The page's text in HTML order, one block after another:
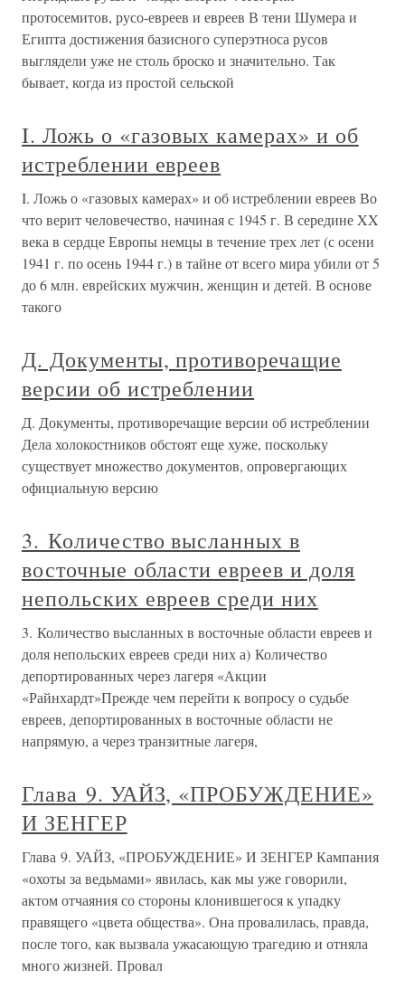
протосемитов, русо-евреев и евреев В тени Шумера и
Египта достижения базисного суперэтноса русов
выглядели уже не столь броско и значительно. Так
бывает, когда из простой сельской
I. Ложь о «газовых камерах» и об
истреблении евреев
I. Ложь о «газовых камерах» и об истреблении евреев Во
что верит человечество, начиная с 1945 г. В середине XX
века в сердце Европы немцы в течение трех лет (с осени
1941 г. по осень 1944 г.) в тайне от всего мира убили от 5
до 6 млн. еврейских мужчин, женщин и детей. В основе
такого
Д. Документы, противоречащие
версии об истреблении
Д. Документы, противоречащие версии об истреблении
Дела холокостников обстоят еще хуже, поскольку
существует множество документов, опровергающих
официальную версию
3. Количество высланных в
восточные области евреев и доля
непольских евреев среди них
3. Количество высланных в восточные области евреев и
доля непольских евреев среди них а) Количество
депортированных через лагеря «Акции
«Райнхардт»Прежде чем перейти к вопросу о судьбе
евреев, депортированных в восточные области не
напрямую, а через транзитные лагеря,
Глава 9. УАЙЗ, «ПРОБУЖДЕНИЕ»
И ЗЕНГЕР
Глава 9. УАЙЗ, «ПРОБУЖДЕНИЕ» И ЗЕНГЕР Кампания
«охоты за ведьмами» явилась, как мы уже говорили,
актом отчаяния со стороны клонившегося к упадку
правящего «цвета общества». Она провалилась, правда,
после того, как вызвала ужасающую трагедию и отняла
много жизней. Провал